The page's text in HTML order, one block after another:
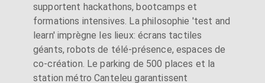
supportent hackathons, bootcamps et
formations intensives. La philosophie 'test and
learn' imprègne les lieux: écrans tactiles
géants, robots de télé-présence, espaces de
co-création. Le parking de 500 places et la
station métro Canteleu garantissent